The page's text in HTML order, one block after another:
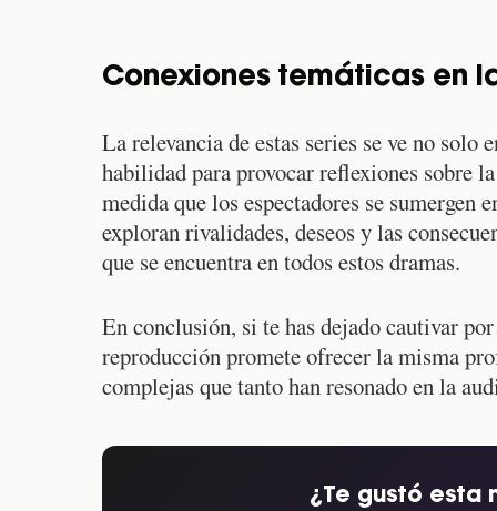
Conexiones temáticas en
La relevancia de estas series se ve no solo
habilidad para provocar reflexiones sobre
medida que los espectadores se sumergen
exploran rivalidades, deseos y las
que se encuentra en todos estos dramas.
En conclusión, si te has dejado cautivar por
reproducción promete ofrecer la misma
complejas que tanto han resonado en la
¿Te gustó esta